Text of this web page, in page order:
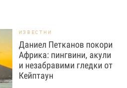
ИЗВЕСТНИ
Даниел Петканов покори
Африка: пингвини, акули
и незабравими гледки от
Кейптаун